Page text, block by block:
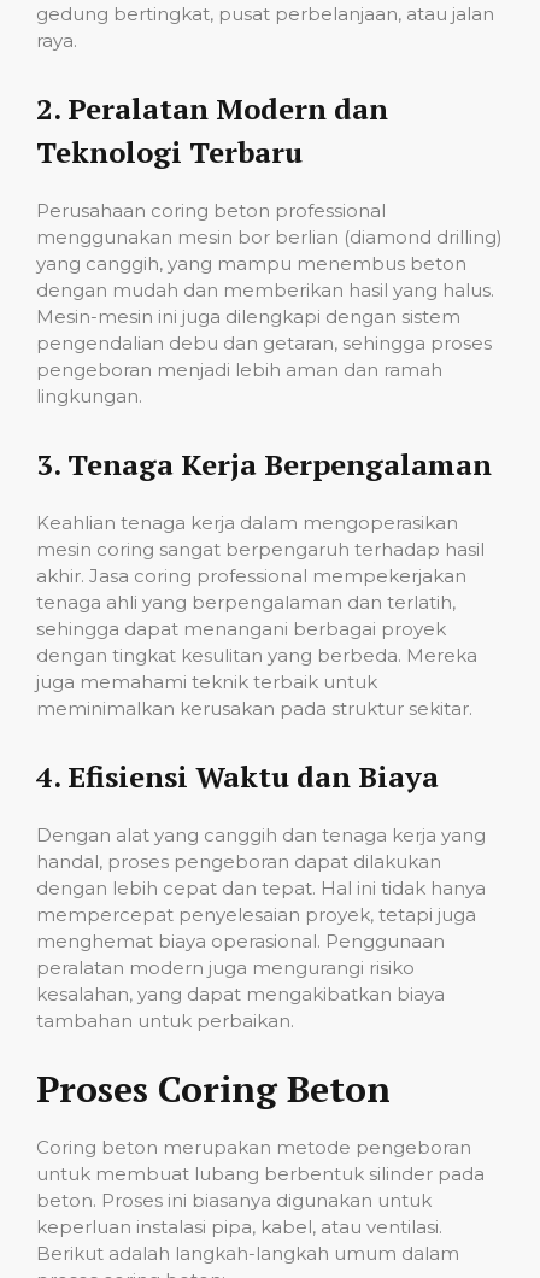
gedung bertingkat, pusat perbelanjaan, atau jalan
raya.
2. Peralatan Modern dan
Teknologi Terbaru
Perusahaan coring beton professional
menggunakan mesin bor berlian (diamond drilling)
yang canggih, yang mampu menembus beton
dengan mudah dan memberikan hasil yang halus.
Mesin-mesin ini juga dilengkapi dengan sistem
pengendalian debu dan getaran, sehingga proses
pengeboran menjadi lebih aman dan ramah
lingkungan.
3. Tenaga Kerja Berpengalaman
Keahlian tenaga kerja dalam mengoperasikan
mesin coring sangat berpengaruh terhadap hasil
akhir. Jasa coring professional mempekerjakan
tenaga ahli yang berpengalaman dan terlatih,
sehingga dapat menangani berbagai proyek
dengan tingkat kesulitan yang berbeda. Mereka
juga memahami teknik terbaik untuk
meminimalkan kerusakan pada struktur sekitar.
4. Efisiensi Waktu dan Biaya
Dengan alat yang canggih dan tenaga kerja yang
handal, proses pengeboran dapat dilakukan
dengan lebih cepat dan tepat. Hal ini tidak hanya
mempercepat penyelesaian proyek, tetapi juga
menghemat biaya operasional. Penggunaan
peralatan modern juga mengurangi risiko
kesalahan, yang dapat mengakibatkan biaya
tambahan untuk perbaikan.
Proses Coring Beton
Coring beton merupakan metode pengeboran
untuk membuat lubang berbentuk silinder pada
beton. Proses ini biasanya digunakan untuk
keperluan instalasi pipa, kabel, atau ventilasi.
Berikut adalah langkah-langkah umum dalam